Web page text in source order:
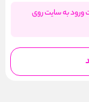
ورود به سایت روی